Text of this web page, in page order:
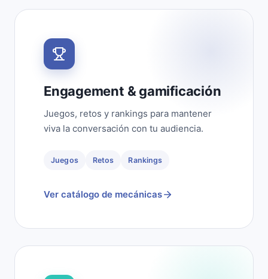
Engagement & gamificación
Juegos, retos y rankings para mantener
viva la conversación con tu audiencia.
Juegos Retos Rankings
Ver catálogo de mecánicas